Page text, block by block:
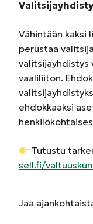
Vähintään kaksi
perustaa
valitsijayhdistys
vaaliliiton.
ehdokkaaksi
Tutustu
sell.fi/
Jaa